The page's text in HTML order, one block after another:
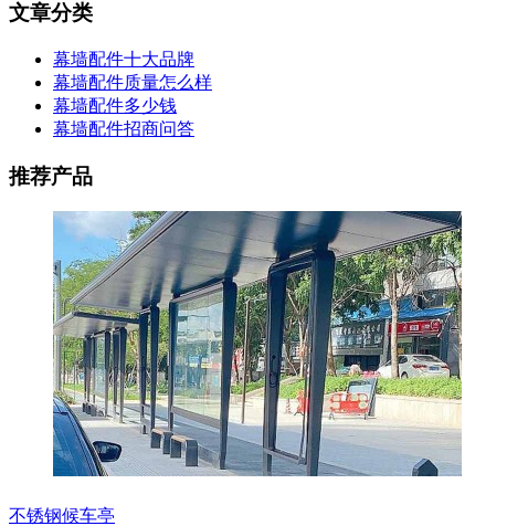
文章分类
幕墙配件十大品牌
幕墙配件质量怎么样
幕墙配件多少钱
幕墙配件招商问答
推荐产品
不锈钢候车亭